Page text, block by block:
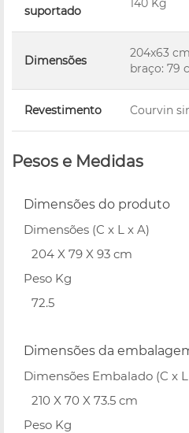
suportado
140 Kg
Dimensões
204x63
braço: 79
Revestimento Courvin
Pesos e Medidas
Dimensões do produto
Dimensões (C x L x A)
204 X 79 X 93 cm
Peso Kg
72.5
Dimensões da
Dimensões Embalado (C x
210 X 70 X 73.5 cm
Peso Kg